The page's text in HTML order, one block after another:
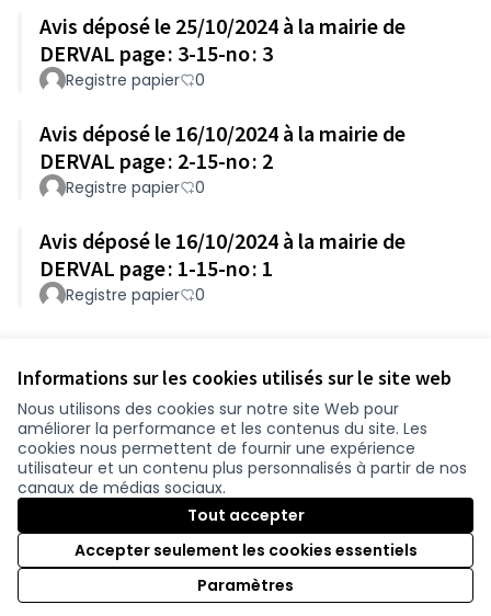
Informations sur les cookies utilisés sur le site web
Nous utilisons des cookies sur notre site Web pour
améliorer la performance et les contenus du site. Les
cookies nous permettent de fournir une expérience
utilisateur et un contenu plus personnalisés à partir de nos
canaux de médias sociaux.
Tout accepter
Accepter seulement les cookies essentiels
Paramètres
Avis déposé le 25/10/2024 à la mairie de
DERVAL page : 3-15-no : 3
Registre papier 0
Avis déposé le 16/10/2024 à la mairie de
DERVAL page : 2-15-no : 2
Registre papier 0
Avis déposé le 16/10/2024 à la mairie de
DERVAL page : 1-15-no : 1
Registre papier 0
Référence : loire-atlantique-PART-2024-10-195
Conditions d'utilisation
Paramètres des cookies
participer.loire-atlantique.fr sur Facebook
(Nouvelle fenêtre)
participer.loire-atlantique.fr sur Instagram
(Nouvelle fenêtre)
participer.loire-atlantique.fr sur YouTube
(Nouvelle fenêtre)
Site réalisé grâce aulogiciel libre Decidim
(Nouvelle fenêtre)
.
Licence
(Nouvelle